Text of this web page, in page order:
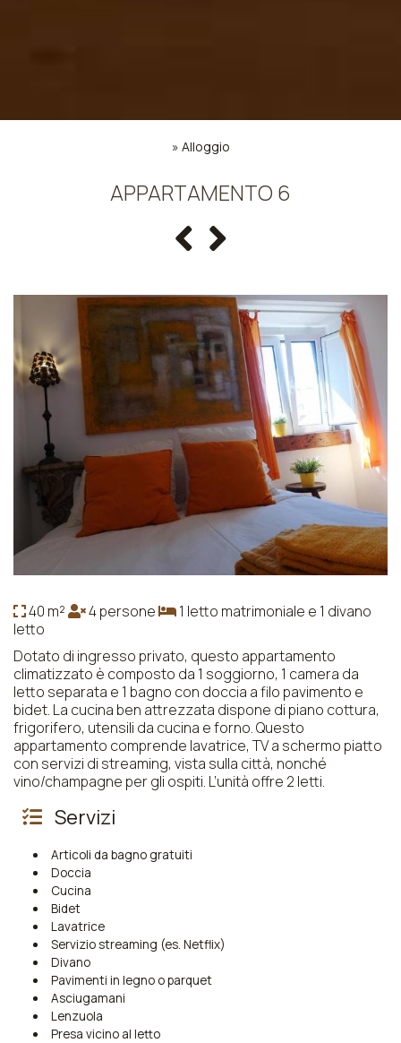
» Alloggio
APPARTAMENTO 6
40 m² 4 persone
1 letto matrimoniale e 1 divano
letto
Dotato di ingresso privato, questo appartamento
climatizzato è composto da 1 soggiorno, 1 camera da
letto separata e 1 bagno con doccia a filo pavimento e
bidet. La cucina ben attrezzata dispone di piano cottura,
frigorifero, utensili da cucina e forno. Questo
appartamento comprende lavatrice, TV a schermo piatto
con servizi di streaming, vista sulla città, nonché
vino/champagne per gli ospiti. L’unità offre 2 letti.
Servizi
Articoli da bagno gratuiti
Doccia
Cucina
Bidet
Lavatrice
Servizio streaming (es. Netflix)
Divano
Pavimenti in legno o parquet
Asciugamani
Lenzuola
Presa vicino al letto